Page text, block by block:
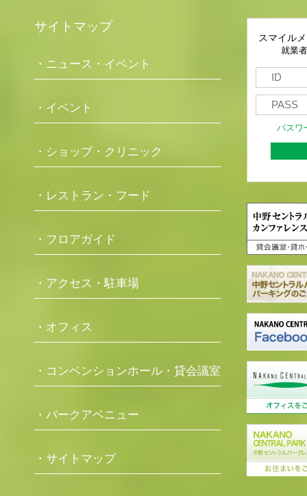
サイトマップ
・ニュース・イベント
・イベント
・ショップ・クリニック
・レストラン・フード
・フロアガイド
・アクセス・駐車場
・オフィス
・コンベンションホール・貸会議室
・パークアベニュー
・サイトマップ
スマイル
就業
パスワ